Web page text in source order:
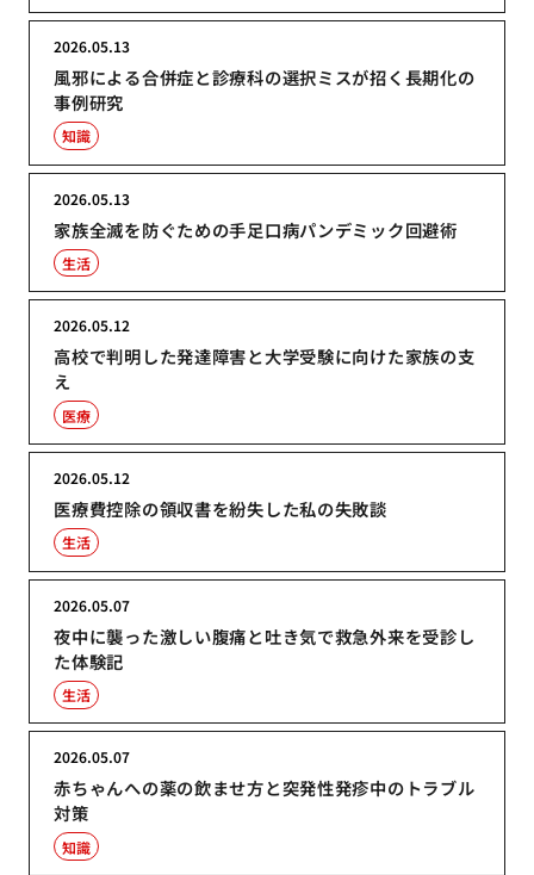
風邪による合併症と診療科の選択ミスが招く長期化の
事例研究
2026.05.13
知識
家族全滅を防ぐための手足口病パンデミック回避術
2026.05.13
生活
高校で判明した発達障害と大学受験に向けた家族の支
え
2026.05.12
医療
医療費控除の領収書を紛失した私の失敗談
2026.05.12
生活
夜中に襲った激しい腹痛と吐き気で救急外来を受診し
た体験記
2026.05.07
生活
赤ちゃんへの薬の飲ませ方と突発性発疹中のトラブル
対策
2026.05.07
知識